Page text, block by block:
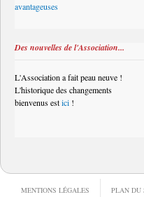
avantageuses
Des nouvelles de l'Association...
L'Association a fait peau neuve !
L'historique des changements
bienvenus estici !
MENTIONS LÉGALES PLAN DU